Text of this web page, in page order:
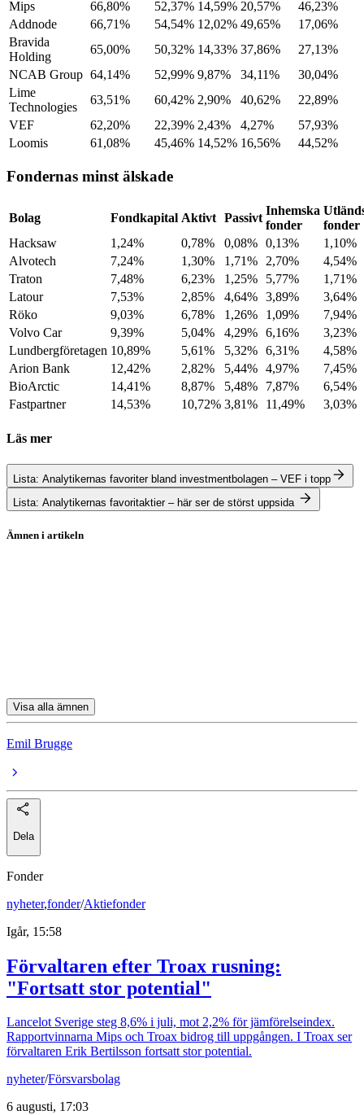
Mips
66,80% 52,37% 14,59% 20,57%
46,23%
Addnode
66,71% 54,54% 12,02% 49,65%
17,06%
Bravida
Holding
65,00% 50,32% 14,33% 37,86%
27,13%
NCAB Group 64,14% 52,99% 9,87% 34,11%
30,04%
Lime
Technologies
63,51% 60,42% 2,90% 40,62%
22,89%
VEF
62,20% 22,39% 2,43% 4,27%
57,93%
Loomis
61,08% 45,46% 14,52% 16,56% 44,52%
Fondernas minst älskade
Bolag Fondkapital Aktivt Passivt
Inhemska
fonder
fonder
Hacksaw
1,24% 0,78% 0,08% 0,13%
1,10%
Alvotech
7,24% 1,30% 1,71% 2,70%
4,54%
Traton
7,48% 6,23% 1,25% 5,77%
1,71%
Latour
7,53% 2,85% 4,64% 3,89%
3,64%
Röko
9,03% 6,78% 1,26% 1,09%
7,94%
Volvo Car
9,39% 5,04% 4,29% 6,16%
3,23%
Lundbergföretagen 10,89% 5,61% 5,32% 6,31%
4,58%
Arion Bank
12,42% 2,82% 5,44% 4,97%
7,45%
BioArctic
14,41% 8,87% 5,48% 7,87%
6,54%
Fastpartner
14,53% 10,72% 3,81% 11,49% 3,03%
Läs mer
Lista: Analytikernas favoriter bland investmentbolagen – VEF i topp
Lista: Analytikernas favoritaktier – här ser de störst uppsida
Ämnen i artikeln
Visa alla ämnen
Emil Brugge
Dela
Fonder
nyheter,fonder/Aktiefonder
Igår, 15:58
Förvaltaren efter Troax rusning:
"Fortsatt stor potential"
Lancelot Sverige steg 8,6% i juli, mot 2,2% för jämförelseindex.
Rapportvinnarna Mips och Troax bidrog till uppgången. I Troax ser
förvaltaren Erik Bertilsson fortsatt stor potential.
nyheter/Försvarsbolag
6 augusti, 17:03